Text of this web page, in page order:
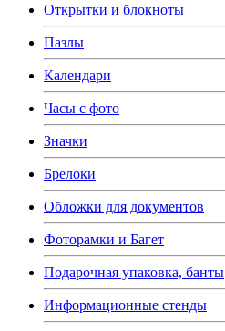
Открытки и блокноты
Пазлы
Календари
Часы с фото
Значки
Брелоки
Обложки для документов
Фоторамки и Багет
Подарочная упаковка, банты
Информационные стенды